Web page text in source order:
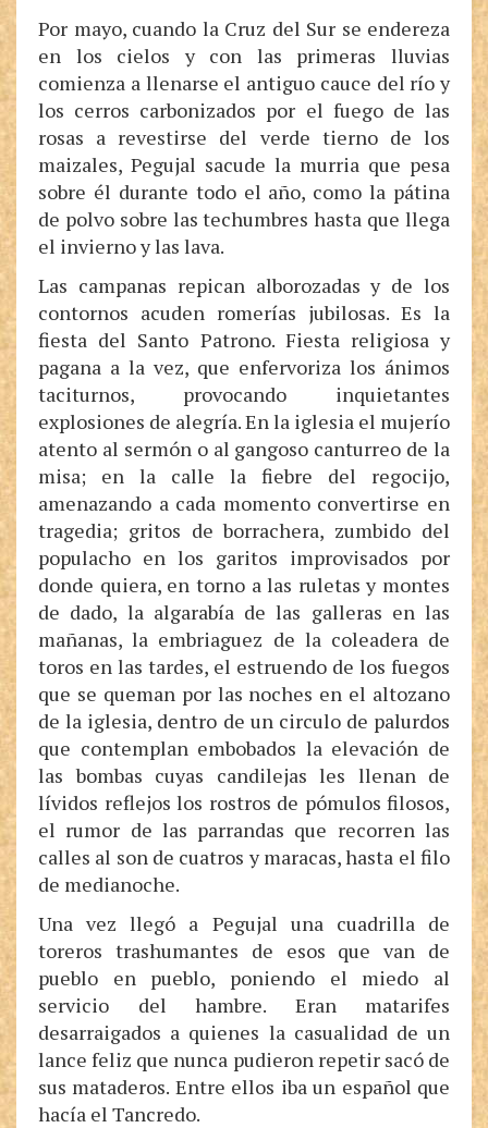
Por mayo, cuando la Cruz del Sur se endereza
en los cielos y con las primeras lluvias
comienza a llenarse el antiguo cauce del río y
los cerros carbonizados por el fuego de las
rosas a revestirse del verde tierno de los
maizales, Pegujal sacude la murria que pesa
sobre él durante todo el año, como la pátina
de polvo sobre las techumbres hasta que llega
el invierno y las lava.
Las campanas repican alborozadas y de los
contornos acuden romerías jubilosas. Es la
fiesta del Santo Patrono. Fiesta religiosa y
pagana a la vez, que enfervoriza los ánimos
taciturnos, provocando inquietantes
explosiones de alegría. En la iglesia el mujerío
atento al sermón o al gangoso canturreo de la
misa; en la calle la fiebre del regocijo,
amenazando a cada momento convertirse en
tragedia; gritos de borrachera, zumbido del
populacho en los garitos improvisados por
donde quiera, en torno a las ruletas y montes
de dado, la algarabía de las galleras en las
mañanas, la embriaguez de la coleadera de
toros en las tardes, el estruendo de los fuegos
que se queman por las noches en el altozano
de la iglesia, dentro de un circulo de palurdos
que contemplan embobados la elevación de
las bombas cuyas candilejas les llenan de
lívidos reflejos los rostros de pómulos filosos,
el rumor de las parrandas que recorren las
calles al son de cuatros y maracas, hasta el filo
de medianoche.
Una vez llegó a Pegujal una cuadrilla de
toreros trashumantes de esos que van de
pueblo en pueblo, poniendo el miedo al
servicio del hambre. Eran matarifes
desarraigados a quienes la casualidad de un
lance feliz que nunca pudieron repetir sacó de
sus mataderos. Entre ellos iba un español que
hacía el Tancredo.